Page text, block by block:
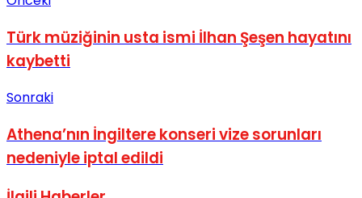
View All Result
Türk müziğinin usta ismi İlhan Şeşen hayatını
kaybetti
Sonraki
Athena’nın İngiltere konseri vize sorunları
nedeniyle iptal edildi